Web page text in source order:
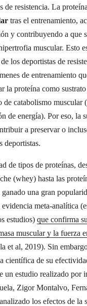
de resistencia. La
tras el entrenamiento,
y contribuyendo a que
muscular. Esto
los deportistas de
de entrenamiento
la proteína como
de catabolismo muscular
de energía). Por eso, la
a preservar o
deportistas.
de tipos de proteínas,
(whey) hasta las
una gran
meta-analítica
estudios) que confirma
muscular y la fuerza
et al, 2019). Sin
científica de su
un estudio realizado por
Zigor Montalvo,
los efectos de la